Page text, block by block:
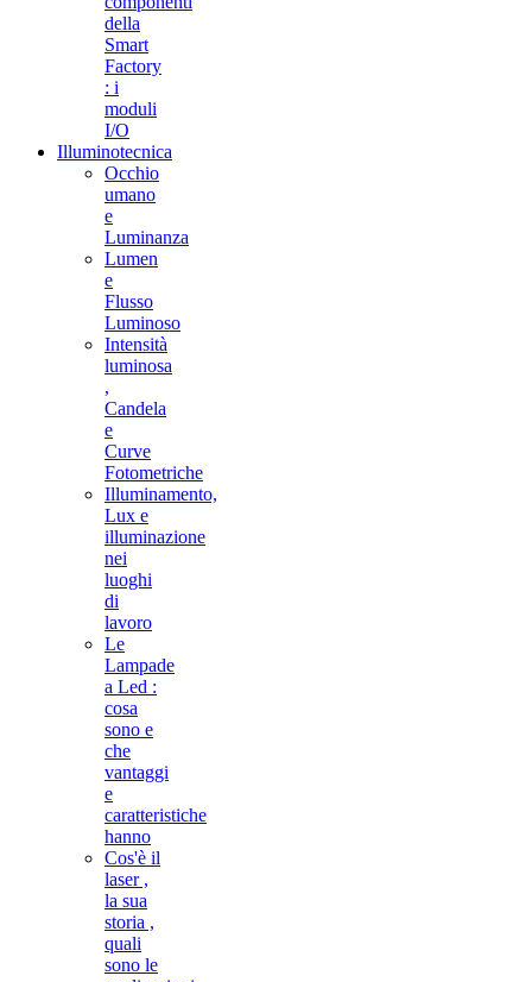
della
Smart
Factory
: i
moduli
I/O
Illuminotecnica
Occhio
umano
e
Luminanza
Lumen
e
Flusso
Luminoso
Intensità
luminosa
,
Candela
e
Curve
Fotometriche
Illuminamento,
Lux e
illuminazione
nei
luoghi
di
lavoro
Le
Lampade
a Led :
cosa
sono e
che
vantaggi
e
caratteristiche
hanno
Cos'è il
laser ,
la sua
storia ,
quali
sono le